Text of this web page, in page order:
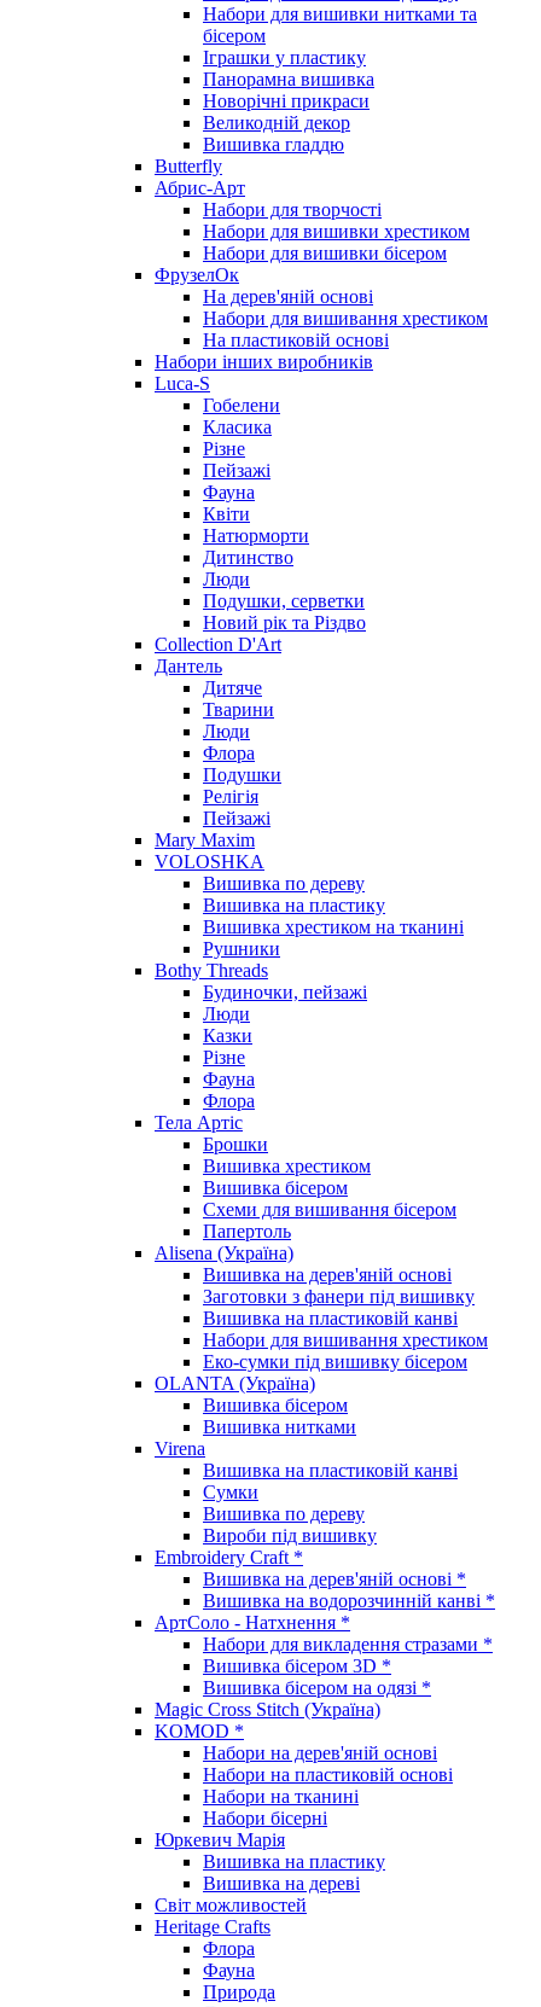
Набори для вишивки нитками та
бісером
Іграшки у пластику
Панорамна вишивка
Новорічні прикраси
Великодній декор
Вишивка гладдю
Butterfly
Абрис-Арт
Набори для творчості
Набори для вишивки хрестиком
Набори для вишивки бісером
ФрузелОк
На дерев'яній основі
Набори для вишивання хрестиком
На пластиковій основі
Набори інших виробників
Luca-S
Гобелени
Класика
Різне
Пейзажі
Фауна
Квіти
Натюрморти
Дитинство
Люди
Подушки, серветки
Новий рік та Різдво
Collection D'Art
Дантель
Дитяче
Тварини
Люди
Флора
Подушки
Релігія
Пейзажі
Mary Maxim
VOLOSHKA
Вишивка по дереву
Вишивка на пластику
Вишивка хрестиком на тканині
Рушники
Bothy Threads
Будиночки, пейзажі
Люди
Казки
Різне
Фауна
Флора
Тела Артіс
Брошки
Вишивка хрестиком
Вишивка бісером
Схеми для вишивання бісером
Папертоль
Alisena (Україна)
Вишивка на дерев'яній основі
Заготовки з фанери під вишивку
Вишивка на пластиковій канві
Набори для вишивання хрестиком
Еко-сумки під вишивку бісером
OLANTA (Україна)
Вишивка бісером
Вишивка нитками
Virena
Вишивка на пластиковій канві
Сумки
Вишивка по дереву
Вироби під вишивку
Embroidery Craft *
Вишивка на дерев'яній основі *
Вишивка на водорозчинній канві *
АртСоло - Натхнення *
Набори для викладення стразами *
Вишивка бісером 3D *
Вишивка бісером на одязі *
Magic Cross Stitch (Україна)
KOMOD *
Набори на дерев'яній основі
Набори на пластиковій основі
Набори на тканині
Набори бісерні
Юркевич Марія
Вишивка на пластику
Вишивка на дереві
Світ можливостей
Heritage Crafts
Флора
Фауна
Природа